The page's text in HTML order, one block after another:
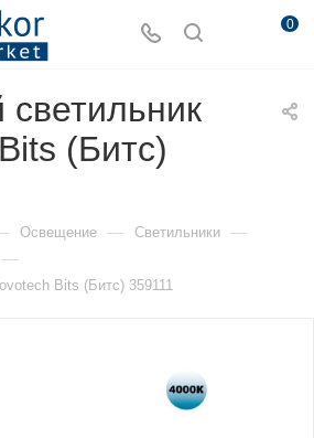
0
(Битс)
Освещение — Светильники —
—
Bits (Битс) 359111